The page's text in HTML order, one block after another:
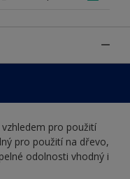
pro použití
pro použití na dřevo,
odolnosti vhodný i